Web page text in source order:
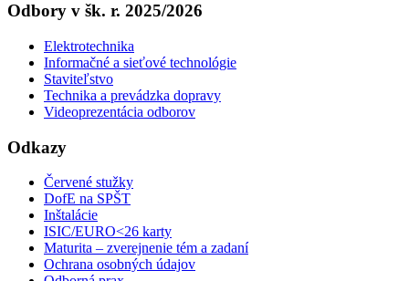
Odbory v šk. r. 2025/2026
Elektrotechnika
Informačné a sieťové technológie
Staviteľstvo
Technika a prevádzka dopravy
Videoprezentácia odborov
Odkazy
Červené stužky
DofE na SPŠT
Inštalácie
ISIC/EURO<26 karty
Maturita – zverejnenie tém a zadaní
Ochrana osobných údajov